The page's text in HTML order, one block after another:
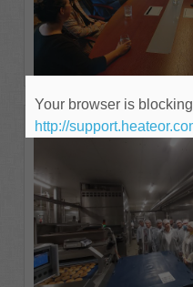
Your browser is
http://